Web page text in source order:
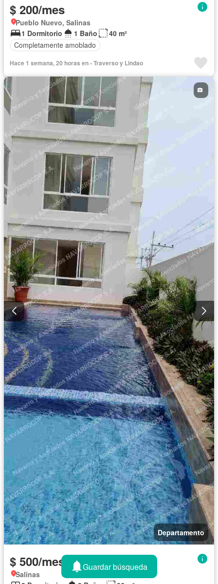
$ 200/mes
Pueblo Nuevo, Salinas
1 Dormitorio
1 Baño
40 m²
Completamente amoblado
Hace 1 semana, 20 horas en - Traverso y Lindao
Departamento
$ 500/mes
Salinas
Guardar búsqueda